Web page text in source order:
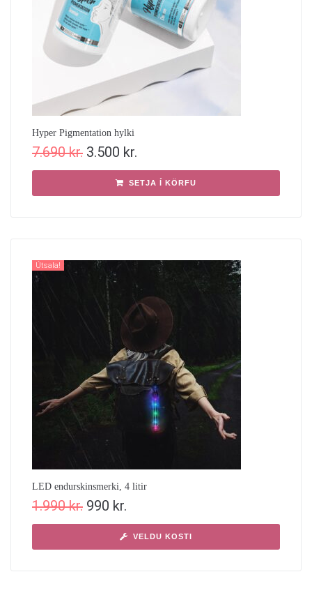
Hyper Pigmentation hylki
7.690kr. 3.500 kr.
SETJA Í KÖRFU
Útsala!
LED endurskinsmerki, 4 litir
1.990kr. 990 kr.
VELDU KOSTI